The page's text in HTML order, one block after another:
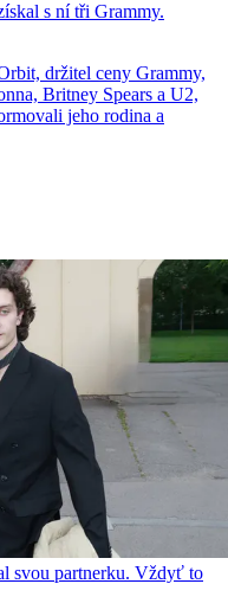
s ní tři Grammy.
držitel ceny Grammy,
Britney Spears a U2,
jeho rodina a
svou partnerku. Vždyť to